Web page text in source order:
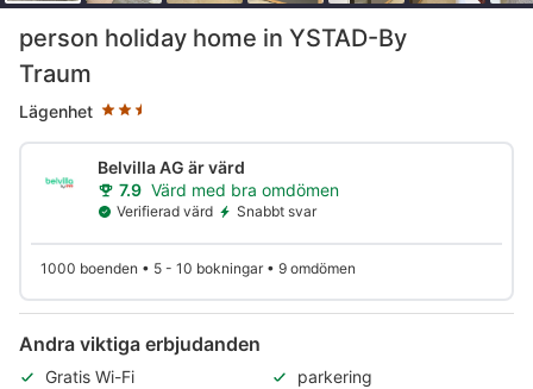
person holiday home in YSTAD-By
Traum
Lägenhet
Stjärnklassificering: 2.5 stjärnor
Belvilla AG är värd
7.9 Värd med bra omdömen
Verifierad värd Snabbt svar
1000 boenden • 5 - 10 bokningar • 9 omdömen
Andra viktiga erbjudanden
Gratis Wi-Fi
parkering